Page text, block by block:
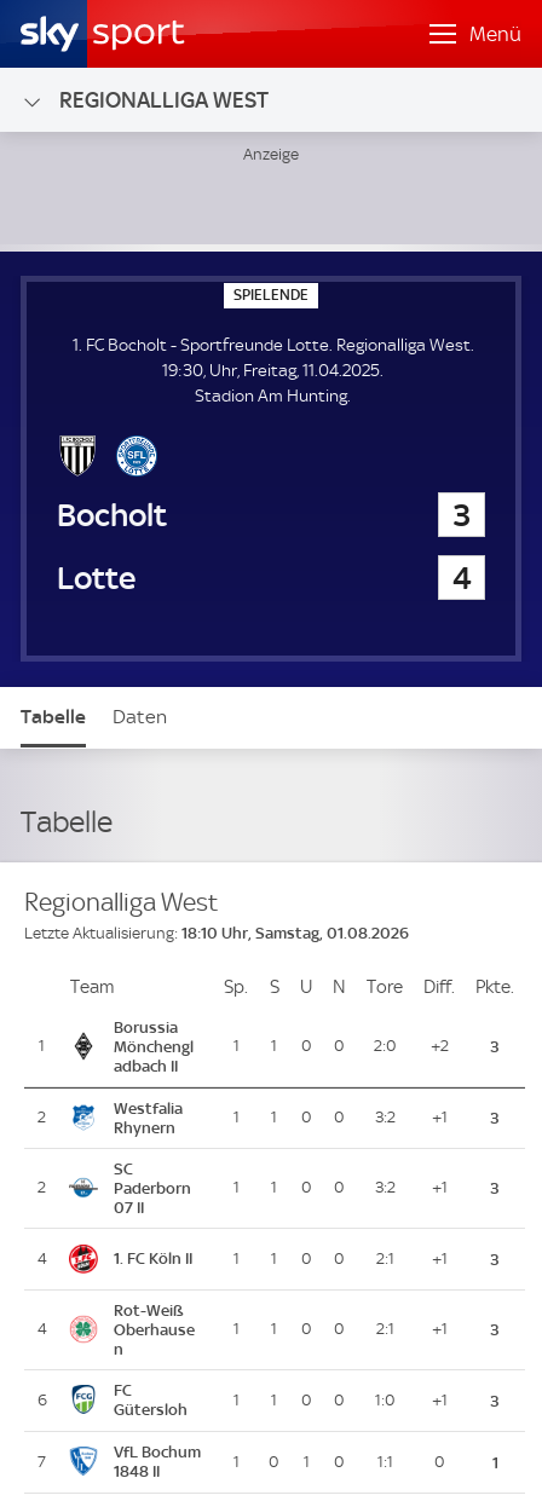
Menü
REGIONALLIGA WEST
SPIELENDE
P
E
L
E
N
1. FC Bocholt - Sportfreunde Lotte. Regionalliga West.
19:30, Uhr, Freitag, 11.04.2025.
Stadion Am Hunting.
1. FC Bocholt
3
Sportfreunde Lotte
4
Tabelle Daten
Tabelle
Regionalliga West
Letzte Aktualisierung: 18:10 Uhr, Samstag, 01.08.2026
PlatzTeam Sp. Spiele
SSiege
U Unentschieden
N Niederlagen
Tore ToreDiff. Differenz
Pkte.
1
Borussia
Mönchengl
adbach II
1 1 0 0 2:0 +2 3
2
Westfalia
Rhynern
1 1 0 0 3:2 +1 3
2
SC
Paderborn
07 II
1 1 0 0 3:2 +1 3
4 1. FC Köln II 1 1 0 0 2:1 +1 3
4
Rot-Weiß
Oberhause
n
1 1 0 0 2:1 +1 3
6
FC
Gütersloh
1 1 0 0 1:0 +1 3
7
VfL Bochum
1848 II
1 0 1 0 1:1 0 1